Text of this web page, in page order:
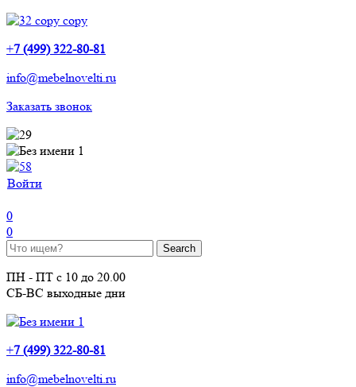
+7 (499) 322-80-81
info@mebelnovelti.ru
Заказать звонок
Войти
0
0
ПН - ПТ с 10 до 20.00
СБ-ВС выходные дни
+7 (499) 322-80-81
info@mebelnovelti.ru